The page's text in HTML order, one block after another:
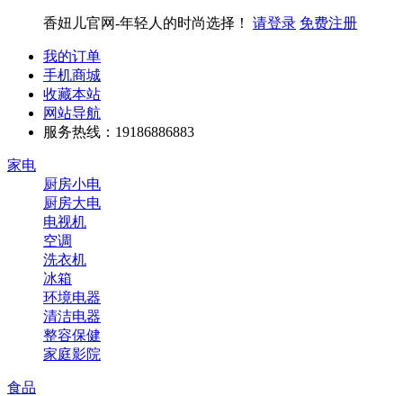
香妞儿官网-年轻人的时尚选择！ 请登录 免费注册
我的订单
手机商城
收藏本站
网站导航
服务热线：19186886883
家电
厨房小电
厨房大电
电视机
空调
洗衣机
冰箱
环境电器
清洁电器
整容保健
家庭影院
食品